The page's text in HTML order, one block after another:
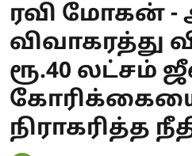
ரவி மோகன் -
விவாகரத்து
ரூ.40 லட்சம்
நிராகரித்த